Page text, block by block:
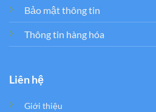
Bảo mật thông tin
Thông tin hàng hóa
Liên hệ
Giới thiệu